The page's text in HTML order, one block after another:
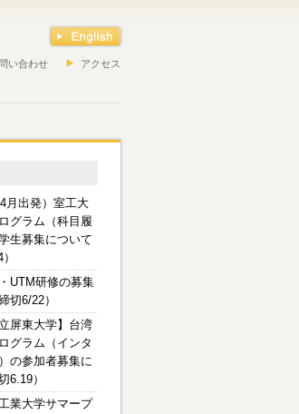
い合わせ アクセス
月出発）室工大
グラム（科目履
生募集について
UTM研修の募集
切6/22）
屏東大学】台湾
グラム（インタ
の参加者募集に
6.19）
業大学サマープ